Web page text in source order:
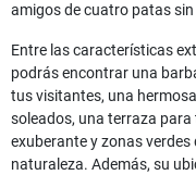
amigos de cuatro patas
Entre las características
podrás encontrar una
tus visitantes, una
soleados, una terraza para
exuberante y zonas
naturaleza. Además, su